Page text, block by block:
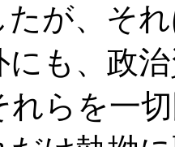
たが、そ
も、政
れらを一